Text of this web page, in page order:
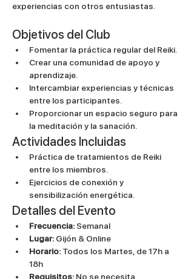
experiencias con otros entusiastas.
Objetivos del Club
Fomentar la práctica regular del Reiki.
Crear una comunidad de apoyo y
aprendizaje.
Intercambiar experiencias y técnicas
entre los participantes.
Proporcionar un espacio seguro para
la meditación y la sanación.
Actividades Incluidas
Práctica de tratamientos de Reiki
entre los miembros.
Ejercicios de conexión y
sensibilización energética.
Detalles del Evento
Frecuencia: Semanal
Lugar: Gijón & Online
Horario: Todos los Martes, de 17h a
18h
Requisitos: No se necesita